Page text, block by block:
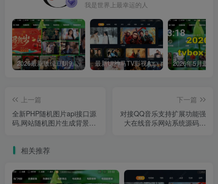
我是世界上最幸运的人
2026最新版绿豆UI9双端影视APP源码 最新UI神马TV影视APP源码 乐檬影视苹果CMS后台 包含前后端源码
上一篇
全新PHP随机图片api接口源
码,网站随机图片生成背景源
下一篇
对接QQ音乐支持扩展功能强
大在线音乐网站系统源码，
相关推荐